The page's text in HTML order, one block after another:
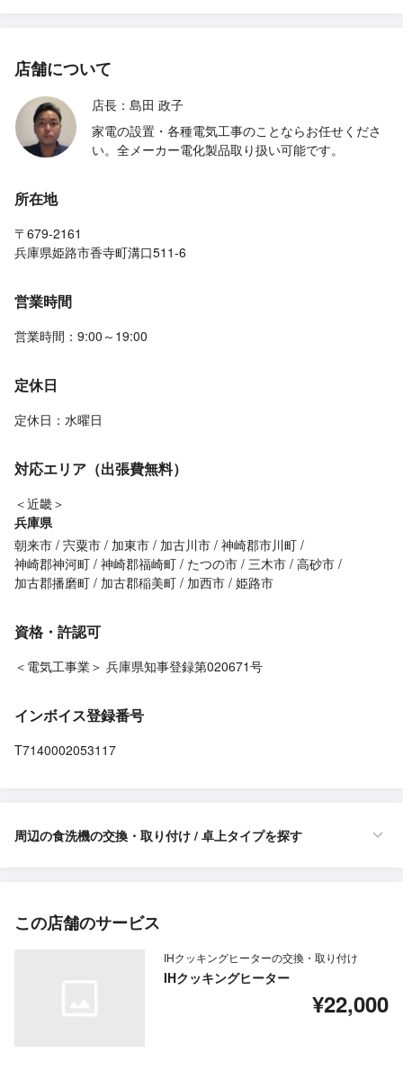
店舗について
店長：島田 政子
家電の設置・各種電気工事のことならお任せくださ
い。全メーカー電化製品取り扱い可能です。
所在地
〒679-2161
兵庫県姫路市香寺町溝口511-6
営業時間
営業時間：9:00～19:00
定休日
定休日：水曜日
対応エリア（出張費無料）
＜近畿＞
兵庫県
朝来市 宍粟市 加東市 加古川市 神崎郡市川町
神崎郡神河町 神崎郡福崎町 たつの市 三木市 高砂市
加古郡播磨町
加古郡稲美町 加西市 姫路市
資格・許認可
＜電気工事業＞ 兵庫県知事登録第020671号
インボイス登録番号
T7140002053117
周辺の食洗機の交換・取り付け / 卓上タイプを探す
この店舗のサービス
IHクッキングヒーターの交換・取り付け
IHクッキングヒーター
¥22,000